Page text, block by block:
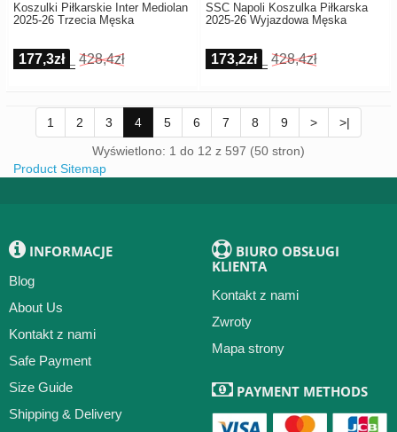
Koszulki Piłkarskie Inter Mediolan
2025-26 Trzecia Męska
177,3zł 428,4zł
SSC Napoli Koszulka Piłkarska
2025-26 Wyjazdowa Męska
173,2zł 428,4zł
1 2 3 4 5 6 7 8 9 >
>|
Wyświetlono: 1 do 12 z 597 (50 stron)
Product Sitemap
INFORMACJE
Blog
About Us
Kontakt z nami
Safe Payment
Size Guide
Shipping & Delivery
BIURO OBSŁUGI
KLIENTA
Kontakt z nami
Zwroty
Mapa strony
PAYMENT METHODS